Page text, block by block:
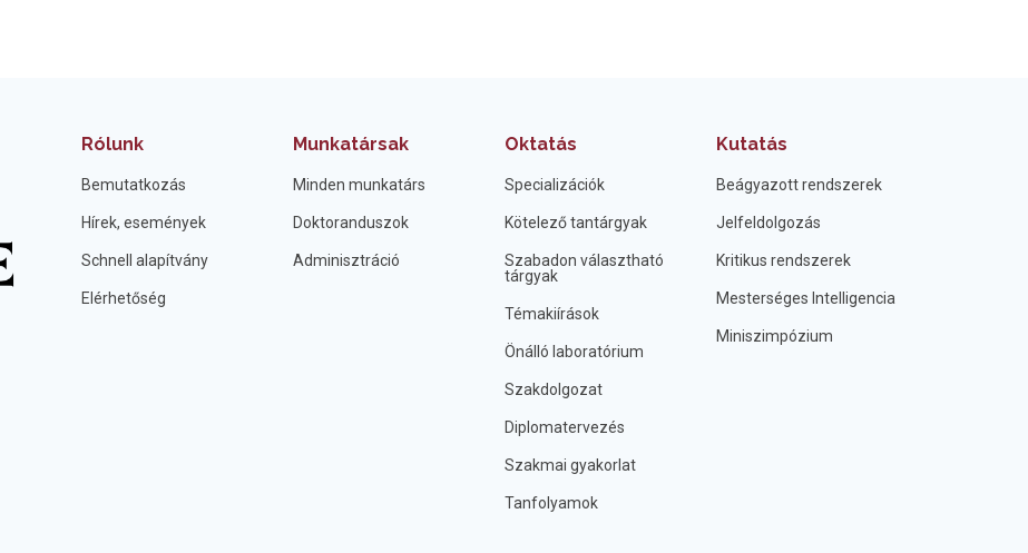
Rólunk
Bemutatkozás
Hírek, események
Schnell alapítvány
Elérhetőség
Munkatársak
Minden munkatárs
Doktoranduszok
Adminisztráció
Oktatás
Specializációk
Kötelező tantárgyak
Szabadon választható
tárgyak
Témakiírások
Önálló laboratórium
Szakdolgozat
Diplomatervezés
Szakmai gyakorlat
Tanfolyamok
Kutatás
Beágyazott rendszerek
Jelfeldolgozás
Kritikus rendszerek
Mesterséges Intelligencia
Miniszimpózium